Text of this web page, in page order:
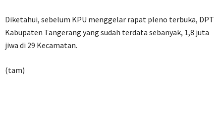
Diketahui, sebelum KPU menggelar rapat pleno terbuka, DPT
Kabupaten Tangerang yang sudah terdata sebanyak, 1,8 juta
jiwa di 29 Kecamatan.
(tam)